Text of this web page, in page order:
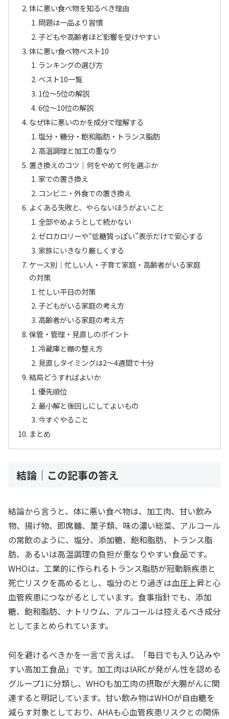
体に悪い食べ物を知るべき理由
問題は一品より習慣
子どもや高齢者ほど影響を受けやすい
体に悪い食べ物ベスト10
ランキングの選び方
ベスト10一覧
1位〜5位の解説
6位〜10位の解説
なぜ体に悪いのかを成分で理解する
塩分・糖分・飽和脂肪・トランス脂肪
高温調理と加工の重なり
置き換えのコツ｜何をやめて何を選ぶか
家での置き換え
コンビニ・外食での置き換え
よくある失敗と、やらないほうがよいこと
全部やめようとして続かない
ゼロカロリーや“低糖質っぽい”表示だけで安心する
家族にいきなり厳しくする
ケース別｜忙しい人・子育て家庭・高齢者がいる家庭
の対策
忙しい平日の対策
子どもがいる家庭の考え方
高齢者がいる家庭の考え方
保管・管理・見直しのポイント
冷蔵庫と棚の整え方
見直しタイミングは2〜4週間で十分
結局どうすればよいか
優先順位
最小解と後回しにしてよいもの
今すぐやること
まとめ
結論｜この記事の答え
結論から言うと、体に悪い食べ物は、加工肉、甘い飲み
物、揚げ物、即席麺、菓子類、味の濃い総菜、アルコール
の常飲のように、塩分、添加糖、飽和脂肪、トランス脂
肪、あるいは高温調理の負担が重なりやすい食品です。
WHOは、工業的に作られるトランス脂肪が冠動脈疾患と
死亡リスクを高めるとし、塩分のとり過ぎは血圧上昇と心
血管疾患につながるとしています。食事指針でも、添加
糖、飽和脂肪、ナトリウム、アルコールは控えるべき成分
としてまとめられています。
何を避けるべきかを一言で言えば、「毎日でも入り込みや
すい高加工食品」です。加工肉はIARCが発がん性を認める
グループ1に分類し、WHOも加工肉の摂取が大腸がんに関
連すると明記しています。甘い飲み物はWHOが自由糖を
減らす対象としており、AHAも心血管疾患リスクとの関係